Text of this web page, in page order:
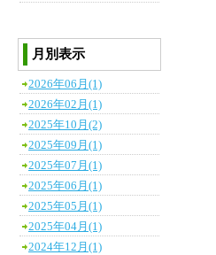
月別表示
2026年06月(1)
2026年02月(1)
2025年10月(2)
2025年09月(1)
2025年07月(1)
2025年06月(1)
2025年05月(1)
2025年04月(1)
2024年12月(1)